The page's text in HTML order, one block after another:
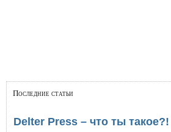
Последние статьи
Delter Press – что ты такое?!